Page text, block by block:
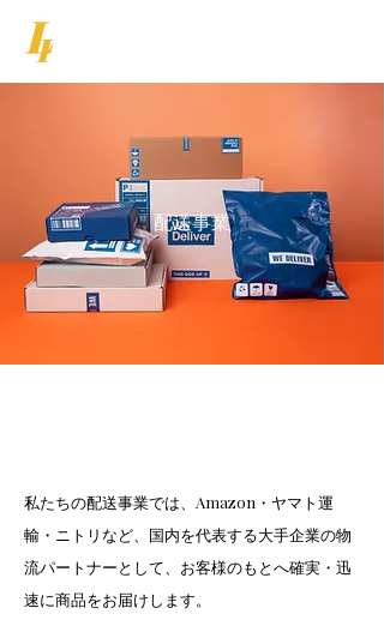
配送事業
私たちの配送事業では、Amazon・ヤマト運
輸・ニトリなど、国内を代表する大手企業の物
流パートナーとして、お客様のもとへ確実・迅
速に商品をお届けします。